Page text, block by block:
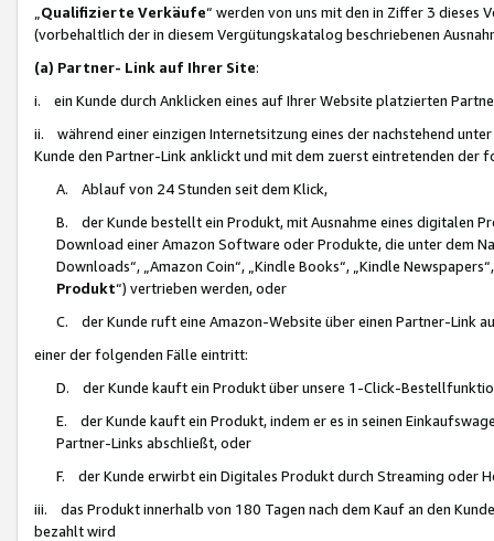
Qualifizierte Verkäufe“ werden von uns mit den in Ziffer 3
(vorbehaltlich der in diesem Vergütungskatalog beschriebenen
(a) Partner- Link auf Ihrer Site:
i. ein Kunde durch Anklicken eines auf Ihrer Website platzierten
ii. während einer einzigen Internetsitzung eines der nachstehend
Kunde den Partner-Link anklickt und mit dem zuerst eintretenden der
A. Ablauf von 24 Stunden seit dem Klick,
B. der Kunde bestellt ein Produkt, mit Ausnahme eines digitalen
Download einer Amazon Software oder Produkte, die unter dem
Downloads“, „Amazon Coin“, „Kindle Books“, „Kindle
Produkt“) vertrieben werden, oder
C. der Kunde ruft eine Amazon-Website über einen Partner-Link
einer der folgenden Fälle eintritt:
D. der Kunde kauft ein Produkt über unsere 1-Click-
E. der Kunde kauft ein Produkt, indem er es in seinen
Partner-Links abschließt, oder
F. der Kunde erwirbt ein Digitales Produkt durch Streaming oder
iii. das Produkt innerhalb von 180 Tagen nach dem Kauf an den
bezahlt wird